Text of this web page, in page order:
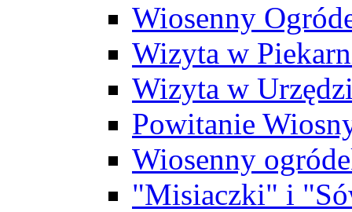
Wiosenny
Wizyta w
Wizyta w
Powitanie
Wiosenny
"Misiaczki" i